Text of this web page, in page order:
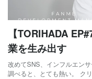
【TORIHADA
業を生み出す
改めてSNS、インフルエン
調べると、とても熱い。 ク